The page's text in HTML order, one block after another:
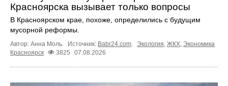
Красноярска вызывает только вопросы
В Красноярском крае, похоже, определились с будущим
мусорной реформы.
Автор: Анна Моль. Источник: Babr24.com Экология ЖКХ Экономика
Красноярск
3825 07.08.2026